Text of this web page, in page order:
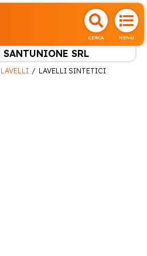
CERCA MENU
SRL
LAVELLI LAVELLI SINTETICI